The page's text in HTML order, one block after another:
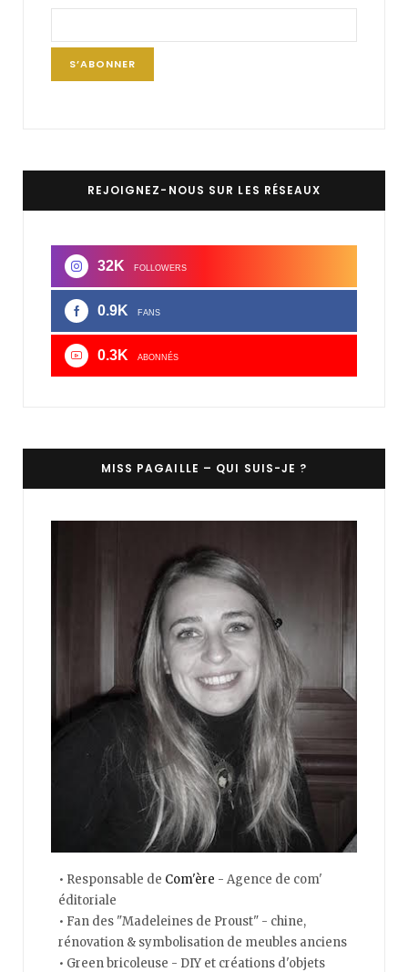
REJOIGNEZ-NOUS SUR LES RÉSEAUX
32K FOLLOWERS
0.9K FANS
0.3K ABONNÉS
MISS PAGAILLE – QUI SUIS-JE ?
• Responsable de Com'ère - Agence de com'
éditoriale
• Fan des "Madeleines de Proust" - chine,
rénovation & symbolisation de meubles anciens
• Green bricoleuse - DIY et créations d'objets